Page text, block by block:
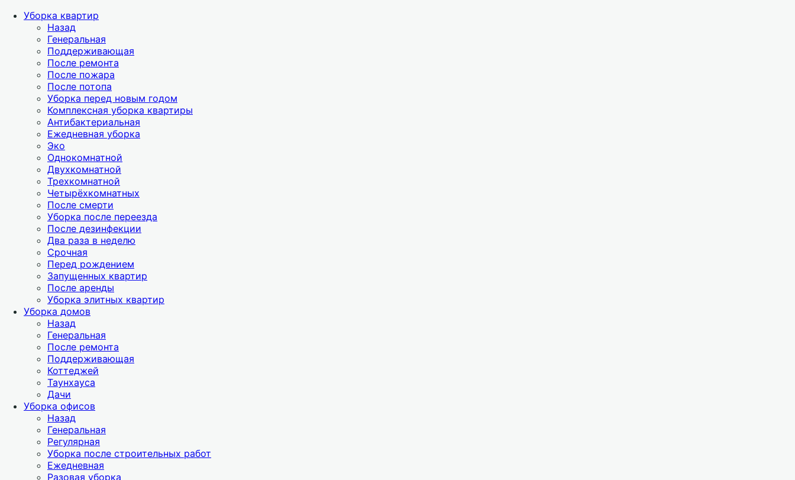
Уборка квартир
Назад
Генеральная
Поддерживающая
После ремонта
После пожара
После потопа
Уборка перед новым годом
Комплексная уборка квартиры
Антибактериальная
Ежедневная уборка
Эко
Однокомнатной
Двухкомнатной
Трехкомнатной
Четырёхкомнатных
После смерти
Уборка после переезда
После дезинфекции
Два раза в неделю
Срочная
Перед рождением
Запущенных квартир
После аренды
Уборка элитных квартир
Уборка домов
Назад
Генеральная
После ремонта
Поддерживающая
Коттеджей
Таунхауса
Дачи
Уборка офисов
Назад
Генеральная
Регулярная
Уборка после строительных работ
Ежедневная
Разовая уборка